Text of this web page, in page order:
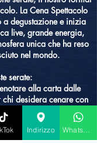
La Cena Spettacolo
a degustazione e inizia
live, grande energia,
unica che ha reso
nel mondo.
serate:
alla carta dalle
desidera cenare con
dello spettacolo;
i tavoli dedicati alla
liberati per lasciare
Cena Spettacolo.
Indirizzo